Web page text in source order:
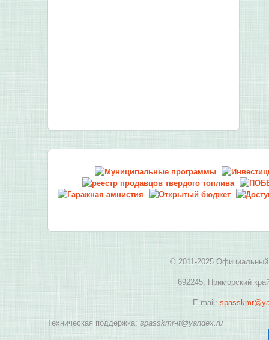
© 2011-2025 Официальный
692245, Приморский
E-mail:
Техническая поддержка: spasskmr-it@yandex.ru